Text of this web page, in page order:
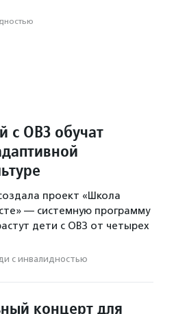
с ОВЗ обучат
проект «Школа
— системную программу
дети с ОВЗ от четырех
с инвалидностью
концерт для